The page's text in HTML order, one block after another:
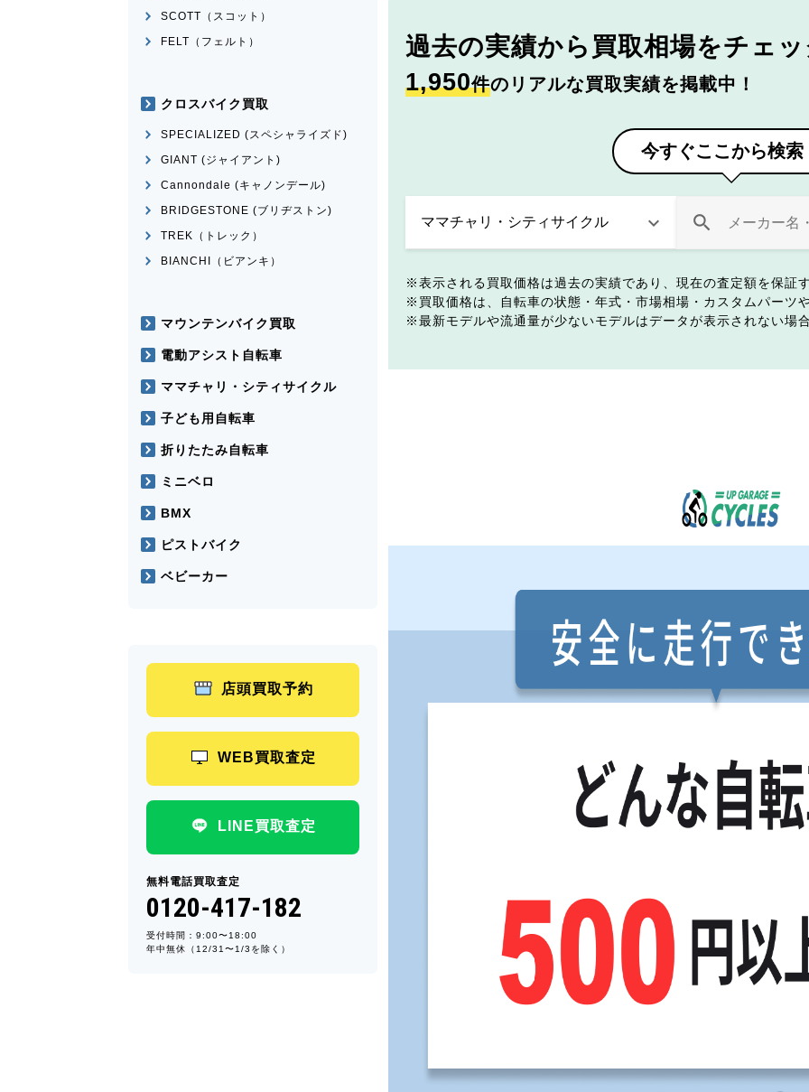
過去の実績から 買取相場をチェ
1,950件のリアルな買取実績を掲載中！
今すぐここから検索
表示される買取価格は過去の実績であり、現在の査定額を保証
買取価格は、自転車の状態・年式・市場相場・カスタムパーツ
最新モデルや流通量が少ないモデルはデータが表示されない場
SCOTT（スコット）
FELT（フェルト）
クロスバイク買取
SPECIALIZED (スペシャライズド)
GIANT (ジャイアント)
Cannondale (キャノンデール)
BRIDGESTONE (ブリヂストン)
TREK（トレック）
BIANCHI（ビアンキ）
マウンテンバイク買取
電動アシスト自転車
ママチャリ・シティサイクル
子ども用自転車
折りたたみ自転車
ミニベロ
BMX
ピストバイク
ベビーカー
店頭買取予約
WEB買取査定
LINE買取査定
無料電話買取査定
0120-417-182
受付時間：9:00〜18:00
年中無休（12/31〜1/3を除く）